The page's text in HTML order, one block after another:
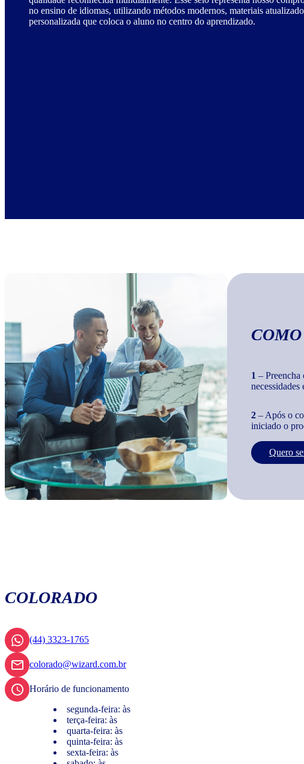
no ensino de idiomas, utilizando métodos modernos, materiais
personalizada que coloca o aluno no centro do aprendizado.
1 – Preencha
necessidades
2 – Após o
iniciado o
Quero
COLORADO
(44) 3323-1765
colorado@wizard.com.br
Horário de funcionamento
segunda-feira: às
terça-feira: às
quarta-feira: às
quinta-feira: às
sexta-feira: às